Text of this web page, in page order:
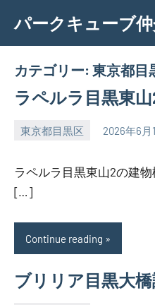
content
パークキューブ
カテゴリー: 東京都目
ラペルラ目黒東
東京都目黒区 2026年6月
SEZIMO
ラペルラ目黒東山2の建
[…]
Continue reading
ブリリア目黒大